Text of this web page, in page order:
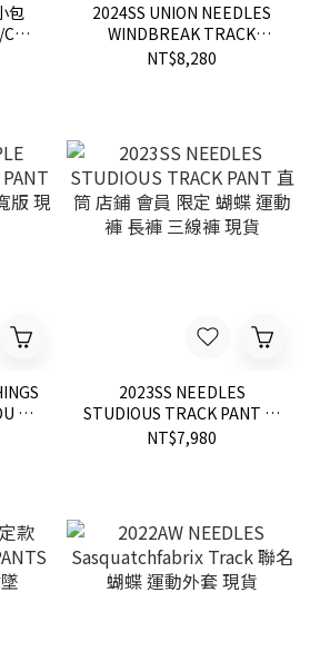
包
現
2024SS UNION NEEDLES
WINDBREAK TRACK
PANTS 防風 防潑水 聯名款
NT$8,280
口
2023SS NEEDLES
STUDIOUS TRACK PANT 直
筒 店鋪 會員 限定 蝴蝶 運動
NT$7,980